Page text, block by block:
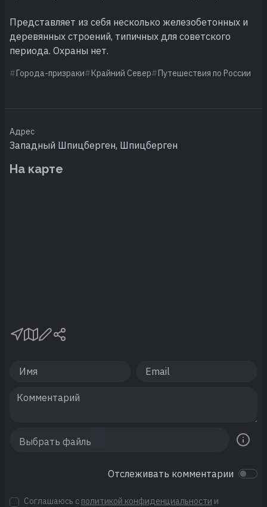
Представляет из себя несколько железобетонных и
деревянных строений, типичных для советского
периода. Охраны нет.
Города-призраки Крайний Север Путешествия по России
Адрес
Западный Шпицберген, Шпицберген
На карте
Отслеживать комментарии
Соглашаюсь с политикой конфиденциальности и